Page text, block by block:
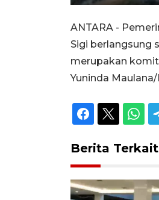
Unmute
ANTARA -
Sigi berlangsung
merupakan
Yuninda
Berita Terkait